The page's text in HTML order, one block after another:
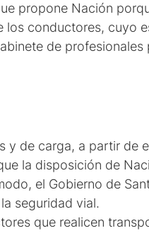
propone Nación
los conductores, cuyo
de profesionales
de carga, a partir de
la disposición de
el Gobierno de
seguridad vial.
que realicen